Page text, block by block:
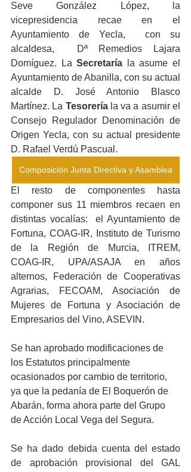
Seve González López, la
vicepresidencia recae en el
Ayuntamiento de Yecla,  con su
alcaldesa,  Dª Remedios Lajara
Domíguez. La Secretaría la asume el
Ayuntamiento de Abanilla, con su actual
alcalde D. José Antonio Blasco
Martínez. La Tesorería la va a asumir el
Consejo Regulador Denominación de
Origen Yecla, con su actual presidente
D. Rafael Verdú Pascual.
Composición Junta Directiva y Asamblea
El resto de componentes hasta
componer sus 11 miembros recaen en
distintas vocalías:  el Ayuntamiento de
Fortuna, COAG-IR, Instituto de Turismo
de la Región de Murcia, ITREM,
COAG-IR, UPA/ASAJA en años
alternos, Federación de Cooperativas
Agrarias, FECOAM, Asociación de
Mujeres de Fortuna y Asociación de
Empresarios del Vino, ASEVIN.
Se han aprobado modificaciones de
los Estatutos principalmente
ocasionados por cambio de territorio,
ya que la pedanía de El Boquerón de
Abarán, forma ahora parte del Grupo
de Acción Local Vega del Segura.
Se ha dado debida cuenta del estado
de aprobación provisional del GAL